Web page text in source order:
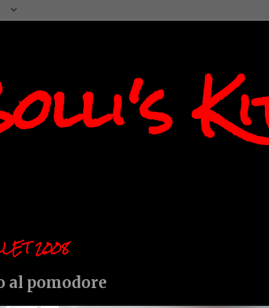
2008
al pomodore